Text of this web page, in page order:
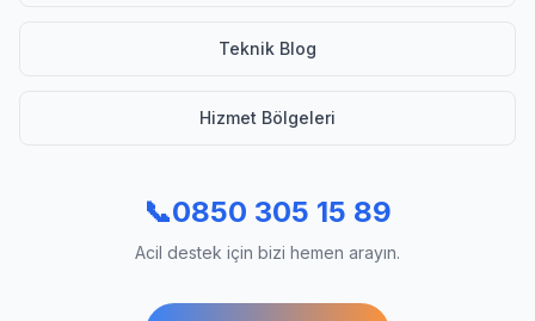
Teknik Blog
Hizmet Bölgeleri
📞0850 305 15 89
Acil destek için bizi hemen arayın.